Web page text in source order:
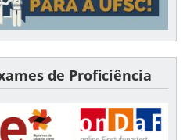
de Proficiência